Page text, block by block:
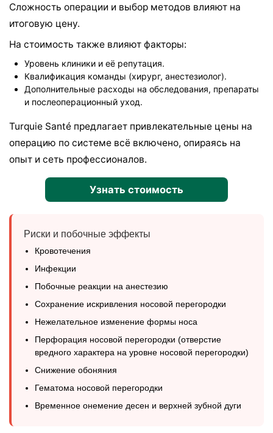
Сложность операции и выбор методов влияют на
итоговую цену.
На стоимость также влияют факторы:
Уровень клиники и её репутация.
Квалификация команды (хирург, анестезиолог).
Дополнительные расходы на обследования, препараты
и послеоперационный уход.
Turquie Santé предлагает привлекательные цены на
операцию по системе всё включено, опираясь на
опыт и сеть профессионалов.
Узнать стоимость
Риски и побочные эффекты
Кровотечения
Инфекции
Побочные реакции на анестезию
Сохранение искривления носовой перегородки
Нежелательное изменение формы носа
Перфорация носовой перегородки (отверстие
вредного характера на уровне носовой перегородки)
Снижение обоняния
Гематома носовой перегородки
Временное онемение десен и верхней зубной дуги